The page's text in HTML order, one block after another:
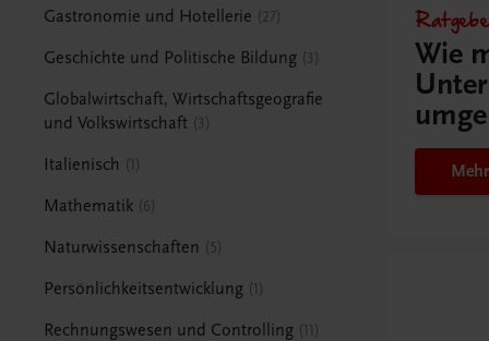
Gastronomie und Hotellerie 27
Geschichte und Politische Bildung 3
Globalwirtschaft, Wirtschaftsgeografie
und Volkswirtschaft
3
Italienisch 1
Mathematik 6
Naturwissenschaften 5
Persönlichkeitsentwicklung 1
Rechnungswesen und Controlling 11
Wie